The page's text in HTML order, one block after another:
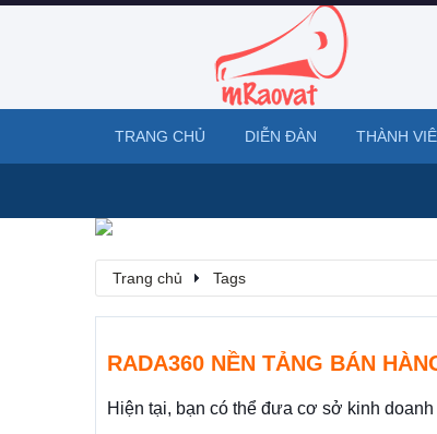
Trang chủ Tags
RADA360 NỀN TẢNG BÁN
Hiện tại, bạn có thể đưa cơ sở kinh
TRANG CHỦ DIỄN ĐÀN THÀNH